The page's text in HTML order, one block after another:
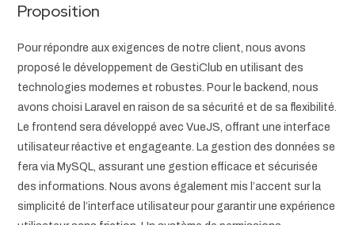
Proposition
Pour répondre aux exigences de notre client, nous avons
proposé le développement de GestiClub en utilisant des
technologies modernes et robustes. Pour le backend, nous
avons choisi Laravel en raison de sa sécurité et de sa flexibilité.
Le frontend sera développé avec VueJS, offrant une interface
utilisateur réactive et engageante. La gestion des données se
fera via MySQL, assurant une gestion efficace et sécurisée
des informations. Nous avons également mis l’accent sur la
simplicité de l’interface utilisateur pour garantir une expérience